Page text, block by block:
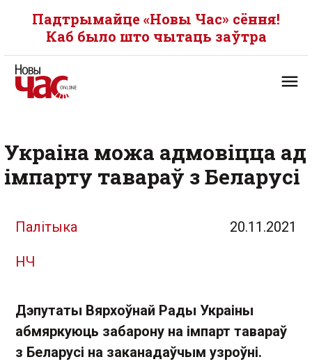
Падтрымайце «Новы Час» сёння!
Каб было што чытаць заўтра
Украіна можа адмовіцца ад
імпарту тавараў з Беларусі
Палітыка 20.11.2021
НЧ
Дэпутаты Вярхоўнай Рады Украіны
абмяркуюць забарону на імпарт тавараў
з Беларусі на заканадаўчым узроўні.